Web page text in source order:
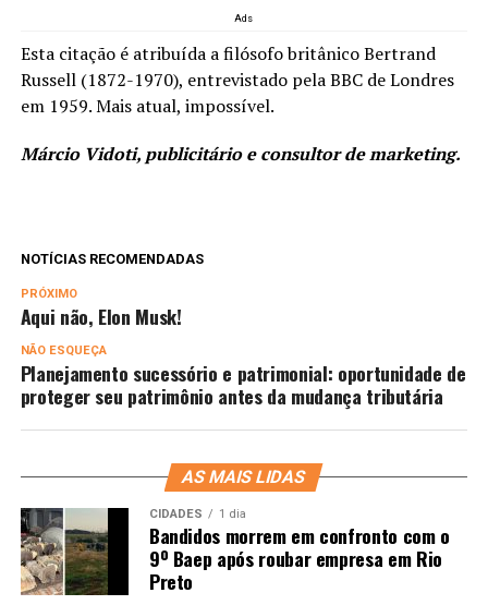
Ads
Esta citação é atribuída a filósofo britânico Bertrand
Russell (1872-1970), entrevistado pela BBC de Londres
em 1959. Mais atual, impossível.
Márcio Vidoti, publicitário e consultor de marketing.
NOTÍCIAS RECOMENDADAS
PRÓXIMO
Aqui não, Elon Musk!
NÃO ESQUEÇA
Planejamento sucessório e patrimonial: oportunidade de
proteger seu patrimônio antes da mudança tributária
AS MAIS LIDAS
CIDADES 1 dia
Bandidos morrem em confronto com o
9º Baep após roubar empresa em Rio
Preto